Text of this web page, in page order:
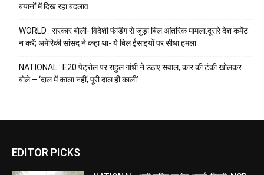
बयानों में दिख रहा बदलाव
WORLD : सरकार बोली- विदेशी फंडिंग से जुड़ा बिल आंतरिक मामला:दूसरे देश कमेंट
न करें; अमेरिकी सांसद ने कहा था- ये बिल ईसाइयों पर सीधा हमला
NATIONAL : E20 पेट्रोल पर राहुल गांधी ने उठाए सवाल, कार की टंकी खोलकर
बोले – ‘दाल में काला नहीं, पूरी दाल ही काली’
EDITOR PICKS